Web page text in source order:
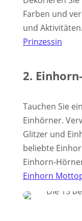
Farben und
und
Prinzessin
2.
Tauchen Sie
Einhörner.
Glitzer und
beliebte
Einhorn-
Einhorn